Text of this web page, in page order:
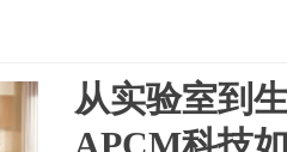
从实验室到